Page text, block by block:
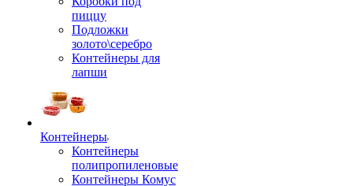
пиццу
Подложки
золото\серебро
Контейнеры для
лапши
Контейнеры
Контейнеры
полипропиленовые
Контейнеры Комус